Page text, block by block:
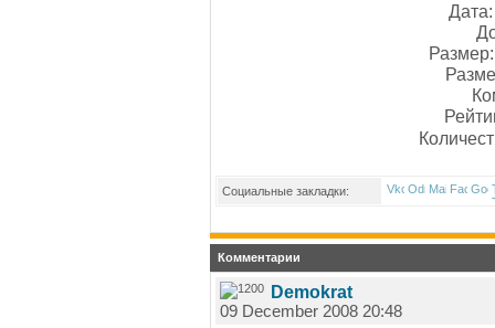
Социальные закладки:
Комментарии
Demokrat
09 December 2008 20:48